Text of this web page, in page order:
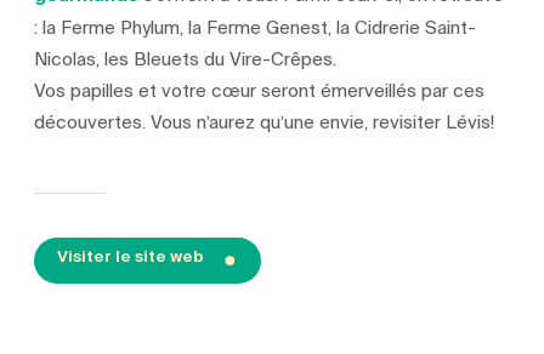
: la Ferme Phylum, la Ferme Genest, la Cidrerie Saint-
Nicolas, les Bleuets du Vire-Crêpes.
Vos papilles et votre cœur seront émerveillés par ces
découvertes. Vous n’aurez qu’une envie, revisiter Lévis!
Visiter le site web